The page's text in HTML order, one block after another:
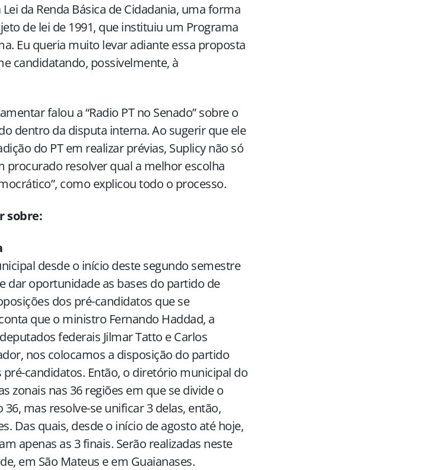
da Renda Básica de Cidadania, uma forma
de lei de 1991, que instituiu um Programa
Eu queria muito levar adiante essa proposta
candidatando, possivelmente, à
falou a “Radio PT no Senado” sobre o
dentro da disputa interna. Ao sugerir que ele
do PT em realizar prévias, Suplicy não só
procurado resolver qual a melhor escolha
como explicou todo o processo.
sobre:
desde o início deste segundo semestre
dar oportunidade as bases do partido de
dos pré-candidatos que se
que o ministro Fernando Haddad, a
federais Jilmar Tatto e Carlos
nos colocamos a disposição do partido
candidatos. Então, o diretório municipal do
zonais nas 36 regiões em que se divide o
36, mas resolve-se unificar 3 delas, então,
Das quais, desde o início de agosto até hoje,
apenas as 3 finais. Serão realizadas neste
em São Mateus e em Guaianases.